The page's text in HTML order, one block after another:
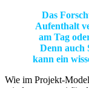
Das
Aufenthalt
am Tag
Denn auch
kann ein
Wie im Projekt-